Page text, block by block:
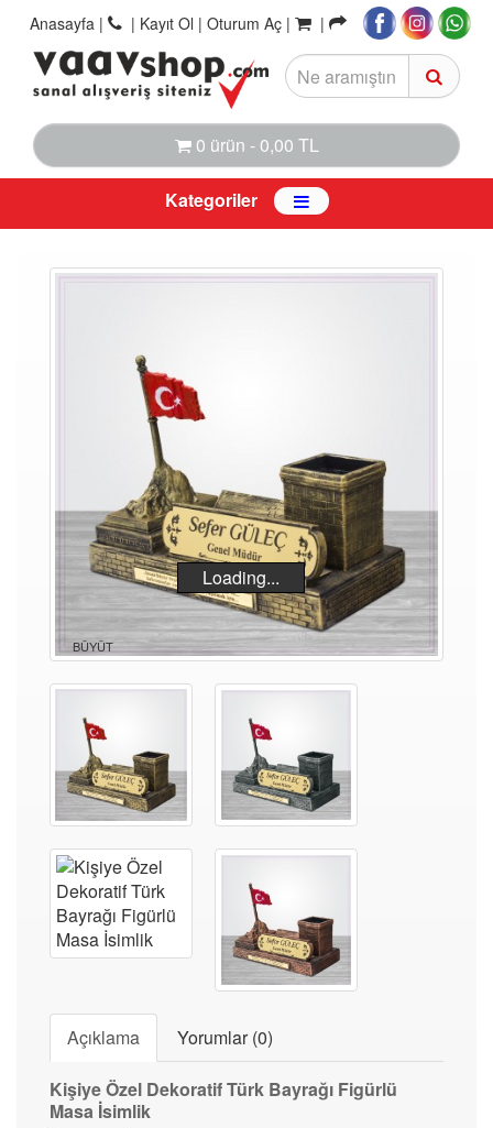
Anasayfa | | Kayıt Ol | Oturum Aç | |
0 ürün - 0,00 TL
Kategoriler
Loading...
BÜYÜT
Açıklama Yorumlar (0)
Kişiye Özel Dekoratif Türk Bayrağı Figürlü
Masa İsimlik